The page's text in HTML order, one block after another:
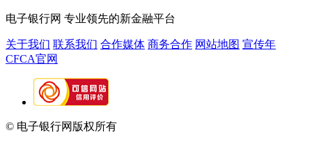
电子银行网 专业领先的新金融平台
关于我们 联系我们 合作媒体 商务合作 网站地图 宣传年
CFCA官网
© 电子银行网版权所有